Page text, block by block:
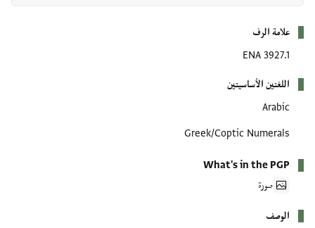
علامة الرف
ENA 3927.1
اللغتين الأساسيتين
Arabic
Greek/Coptic Numerals
What's in the PGP
صورة
الوصف